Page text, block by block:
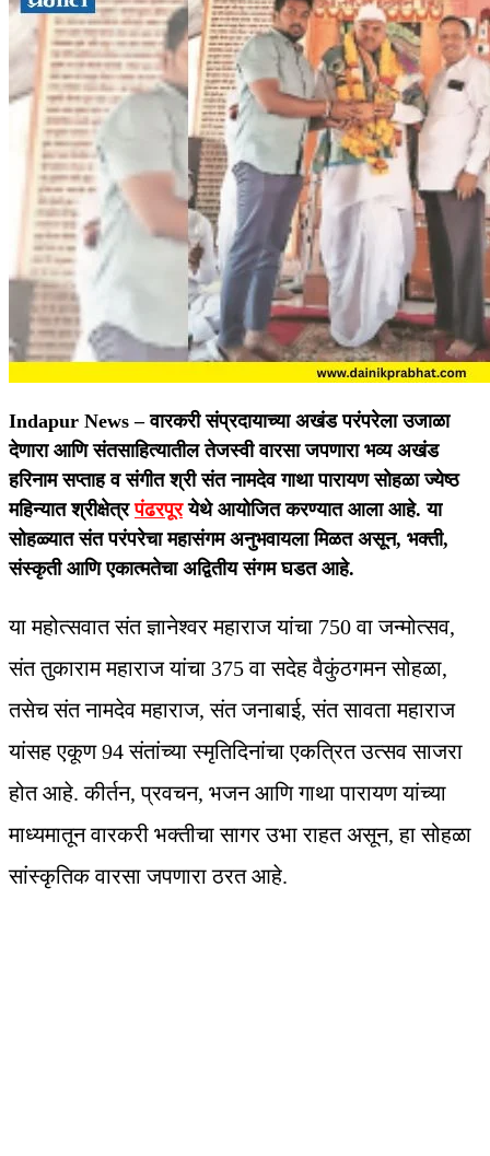
Indapur News –वारकरी संप्रदायाच्या अखंड परंपरेला उजाळा
देणारा आणि संतसाहित्यातील तेजस्वी वारसा जपणारा भव्य अखंड
हरिनाम सप्ताह व संगीत श्री संत नामदेव गाथा पारायण सोहळा ज्येष्ठ
महिन्यात श्रीक्षेत्रपंढरपूरयेथे आयोजित करण्यात आला आहे. या
सोहळ्यात संत परंपरेचा महासंगम अनुभवायला मिळत असून, भक्ती,
संस्कृती आणि एकात्मतेचा अद्वितीय संगम घडत आहे.
या महोत्सवात संत ज्ञानेश्वर महाराज यांचा 750 वा जन्मोत्सव,
संत तुकाराम महाराज यांचा 375 वा सदेह वैकुंठगमन सोहळा,
तसेच संत नामदेव महाराज, संत जनाबाई, संत सावता महाराज
यांसह एकूण 94 संतांच्या स्मृतिदिनांचा एकत्रित उत्सव साजरा
होत आहे. कीर्तन, प्रवचन, भजन आणि गाथा पारायण यांच्या
माध्यमातून वारकरी भक्तीचा सागर उभा राहत असून, हा सोहळा
सांस्कृतिक वारसा जपणारा ठरत आहे.